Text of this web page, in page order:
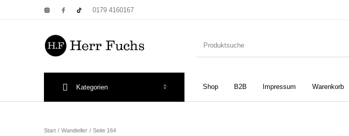
0179 4160167
Shop B2B Impressum Warenkorb
Kategorien
Start / Wandteller / Seite 164